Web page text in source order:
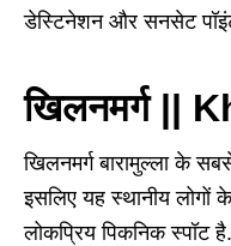
डेस्टिनेशन और सनसेट
खिलनमर्ग ||
खिलनमर्ग बारामुल्ला के
इसलिए यह स्थानीय लोगों
लोकप्रिय पिकनिक स्पॉट